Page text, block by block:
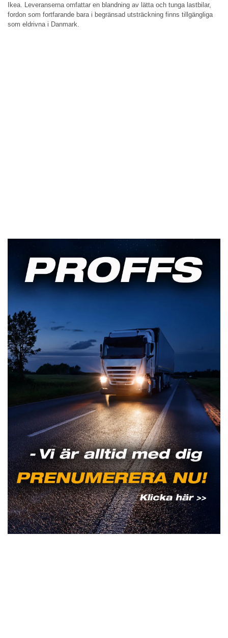
Ikea. Leveranserna omfattar en blandning av lätta och tunga lastbilar,
fordon som fortfarande bara i begränsad utsträckning finns tillgängliga
som eldrivna i Danmark.